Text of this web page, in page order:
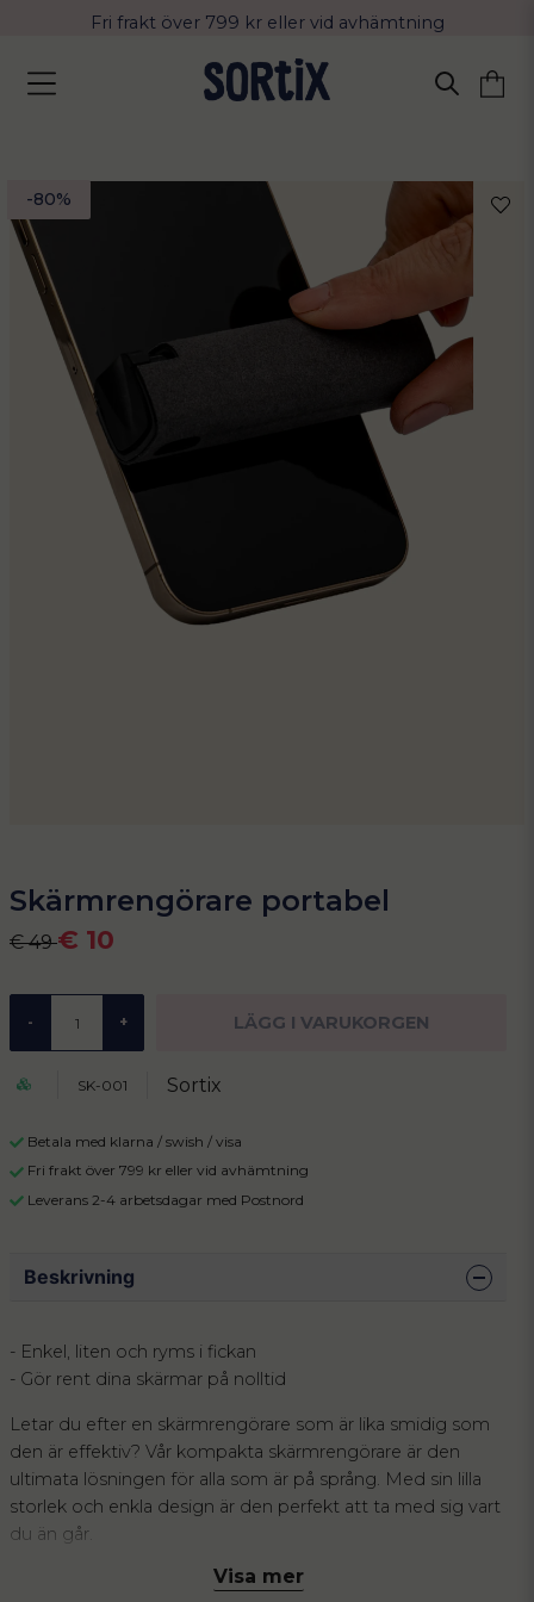
Fri frakt över 799 kr eller vid avhämtning
Leverans 2-4 arbetsdagar med Postnord
-80%
Skärmrengörare portabel
€ 49€ 10
- + LÄGG I VARUKORGEN
SK-001 Sortix
Betala med klarna / swish / visa
Fri frakt över 799 kr eller vid avhämtning
Leverans 2-4 arbetsdagar med Postnord
Beskrivning
- Enkel, liten och ryms i fickan
- Gör rent dina skärmar på nolltid
Letar du efter en skärmrengörare som är lika smidig som
den är effektiv? Vår kompakta skärmrengörare är den
ultimata lösningen för alla som är på språng. Med sin lilla
storlek och enkla design är den perfekt att ta med sig vart
du än går.
Skärmrengöraren är så liten att den ryms i fickan, väskan
Visa mer